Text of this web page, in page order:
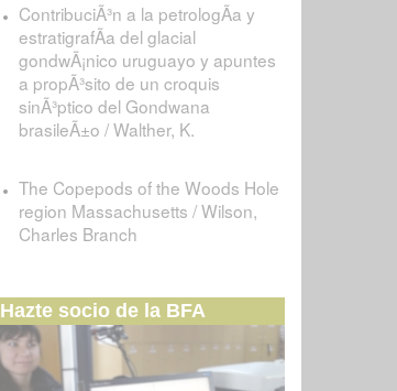
ContribuciÃ³n a la petrologÃ­a y
estratigrafÃ­a del glacial
gondwÃ¡nico uruguayo y apuntes
a propÃ³sito de un croquis
sinÃ³ptico del Gondwana
brasileÃ±o / Walther, K.
The Copepods of the Woods Hole
region Massachusetts / Wilson,
Charles Branch
Hazte socio de la BFA